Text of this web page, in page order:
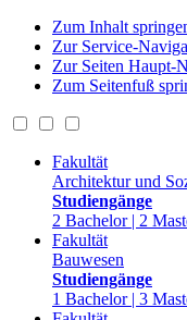
Zum Inhalt
Zur Service-
Zur Seiten Haupt-
Zum Seitenfuß
Fakultät
Architektur und
Studiengänge
2 Bachelor | 2
Fakultät
Bauwesen
Studiengänge
1 Bachelor | 3